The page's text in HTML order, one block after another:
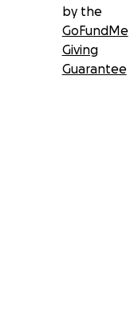
by the
GoFundMe
Giving
Guarantee